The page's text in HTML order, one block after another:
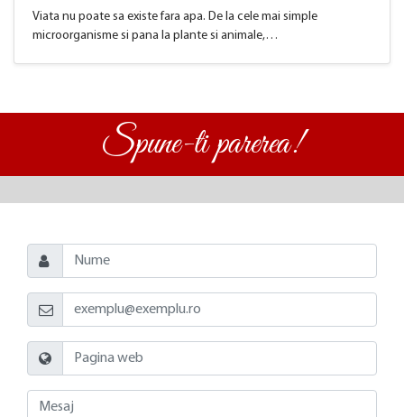
Viata nu poate sa existe fara apa. De la cele mai simple
microorganisme si pana la plante si animale,…
Spune-ti parerea!